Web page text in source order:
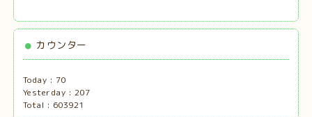
カウンター
Today : 70
Yesterday : 207
Total : 603921